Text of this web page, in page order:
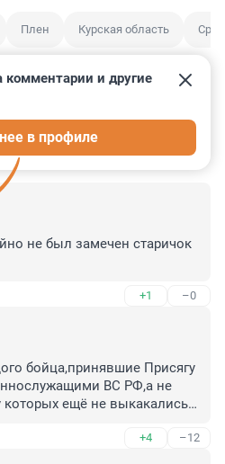
Плен Курская область
комментарии и другие
в профиле
не был замечен старичок
+1 –0
бойца,принявшие Присягу
ВС РФ,а не
ещё не выкакались
РФ,а не позорно
случае,я так считал в
+4 –12